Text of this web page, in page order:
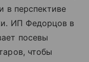
в перспективе
ИП Федорцов в
посевы
чтобы